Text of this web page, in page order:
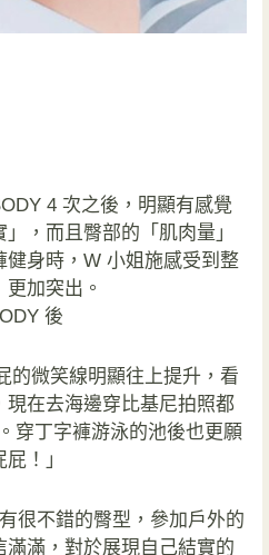
4 次之後，明顯有感覺
，而且臀部的「肌肉量」
健身時，W 小姐施感受到整
加突出。
後
的微笑線明顯往上提升，看
在去海邊穿比基尼拍照都
穿丁字褲游泳的池後也更願
！」
很不錯的臀型，參加戶外的
滿滿，對於展現自己結實的